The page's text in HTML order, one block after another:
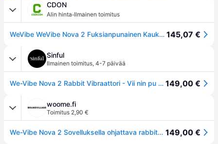
CDON
Alin hinta·Ilmainen toimitus
WeVibe WeVibe Nova 2 Fuksianpunainen Kauko-ohjattava Pupuvibraattori 145,07 €
Sinful
Ilmainen toimitus, 4-7 päivää
We-Vibe Nova 2 Rabbit Vibraattori - Vii nin pu nai nen 149,00 €
woome.fi
Toimitus 2,90 €
We-Vibe Nova 2 Sovelluksella ohjattava rabbit-vibraattori 149,00 €